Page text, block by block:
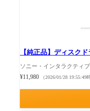
【純正品】ディスク
ソニー・インタラクティ
¥11,980
（2026/01/28 19:55:49